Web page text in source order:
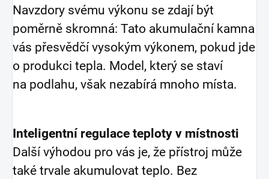
Navzdory svému výkonu se zdají být
poměrně skromná: Tato akumulační kamna
vás přesvědčí vysokým výkonem, pokud jde
o produkci tepla. Model, který se staví
na podlahu, však nezabírá mnoho místa.
Inteligentní regulace teploty v místnosti
Další výhodou pro vás je, že přístroj může
také trvale akumulovat teplo. Bez